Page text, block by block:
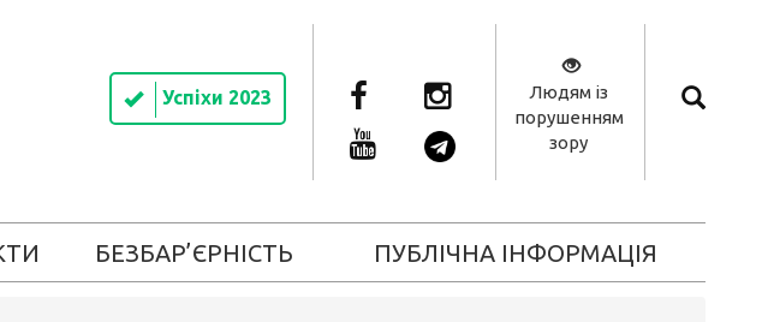
Успіхи 2023
Людям із
порушенням
зору
БЕЗБАР’ЄРНІСТЬ ПУБЛІЧНА ІНФОРМАЦІЯ